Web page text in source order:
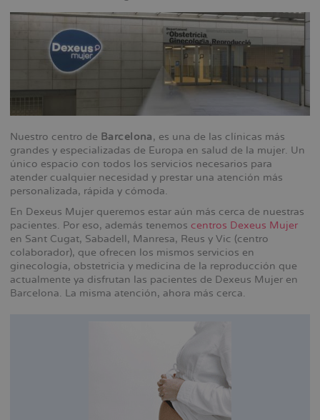
Nuestro centro de Barcelona, es una de las clínicas más
grandes y especializadas de Europa en salud de la mujer. Un
único espacio con todos los servicios necesarios para
atender cualquier necesidad y prestar una atención más
personalizada, rápida y cómoda.
En Dexeus Mujer queremos estar aún más cerca de nuestras
pacientes. Por eso, además tenemos centros Dexeus Mujer
en Sant Cugat, Sabadell, Manresa, Reus y Vic (centro
colaborador), que ofrecen los mismos servicios en
ginecología, obstetricia y medicina de la reproducción que
actualmente ya disfrutan las pacientes de Dexeus Mujer en
Barcelona. La misma atención, ahora más cerca.